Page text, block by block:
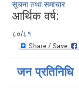
सूचना तथा समाचार
आर्थिक वर्ष:
८०/८१
जन प्रतिनिधि